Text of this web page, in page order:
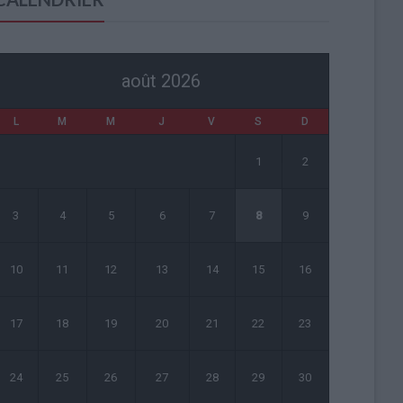
août 2026
L M M J V S D
1 2
3 4 5 6 7 8 9
10 11 12 13 14 15 16
17 18 19 20 21 22 23
24 25 26 27 28 29 30